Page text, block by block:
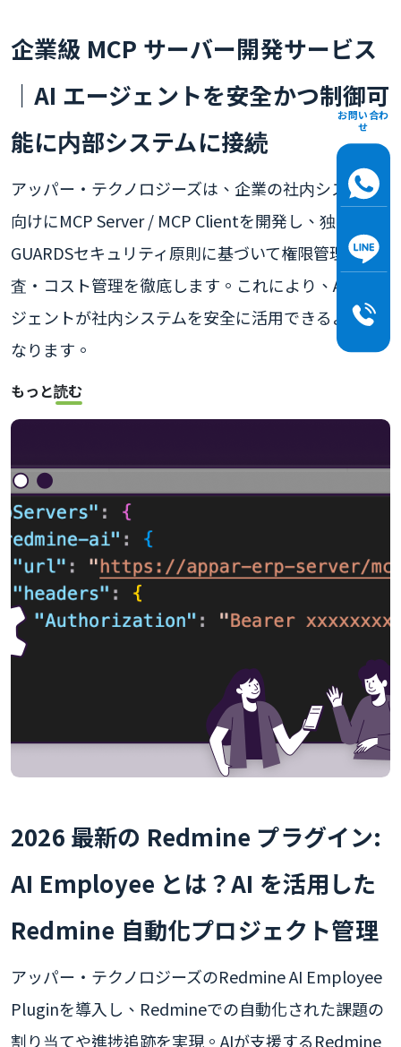
企業級 MCP サーバー開発サービス
｜AI エージェントを安全かつ制御可
能に内部システムに接続
アッパー・テクノロジーズは、企業の社内システム
向けにMCP Server / MCP Clientを開発し、独自の
GUARDSセキュリティ原則に基づいて権限管理・監
査・コスト管理を徹底します。これにより、AIエー
ジェントが社内システムを安全に活用できるように
なります。
もっと読む
2026 最新の Redmine プラグイン:
AI Employee とは？AI を活用した
Redmine 自動化プロジェクト管理
アッパー・テクノロジーズのRedmine AI Employee
Pluginを導入し、Redmineでの自動化された課題の
割り当てや進捗追跡を実現。AIが支援するRedmine
お問い合わ
せ